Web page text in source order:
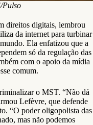
Pulso
direitos digitais, lembrou
da internet para turbinar
Ela enfatizou que a
só da regulação das
com o apoio da mídia
comum.
o MST. “Não dá
Lefèvre, que defende
“O poder oligopolista das
mas não podemos